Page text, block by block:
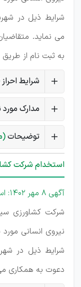
شرایط ذیل در
به ثبت نام از
شرایط احراز
مدارک مورد
توضیحات
استخدام شرکت
آگهی 8 مهر 1402: استخدام شرکت کشاورزی سیرجان بنیاد
شرکت کشاورزی
نیروی انسانی مورد
شرایط ذیل در
دعوت به همکاری